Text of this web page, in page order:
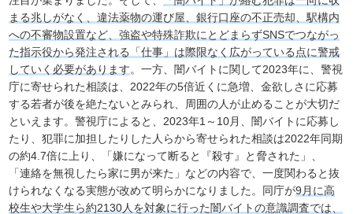
まる兆しがなく、違法薬物の運び屋、銀行口座の不正売却、駅構内
への不審物設置など、強盗や特殊詐欺にとどまらずSNSでつながっ
た指示役から発注される「仕事」は際限なく広がっている点に警戒
していく必要があります。一方、闇バイトに関して2023年に、警視
庁に寄せられた相談は、2022年の5倍近くに急増、金欲しさに応募
する若者が後を絶たないとみられ、周囲の人が止めることが大切だ
といえます。警視庁によると、2023年1～10月、闇バイトに応募し
たり、犯罪に加担したりした人らから寄せられた相談は2022年同期
の約4.7倍に上り、「嫌になって断ると『殺す』と脅された」、
「連絡を無視したら家に男が来た」などの内容で、一度関わると抜
けられなくなる実態が改めて明らかになりました。同庁が9月に高
校生や大学生ら約2130人を対象に行った闇バイトの意識調査では、